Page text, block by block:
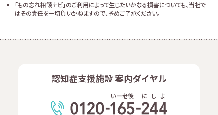
「もの忘れ相談ナビ」のご利用によって生じたいかなる損害についても、当社で
はその責任を一切負いかねますので、予めご了承ください。
認知症支援施設 案内ダイヤル
いー老後 に し よ